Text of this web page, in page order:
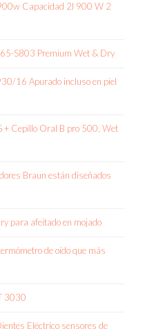
Capacidad 2l 900 W 2
S803 Premium Wet & Dry
16 Apurado incluso en piel
+ Cepillo Oral B pro 500, Wet
Braun están diseñados
para afeitado en mojado
de oído que más
3030
Eléctrico sensores de